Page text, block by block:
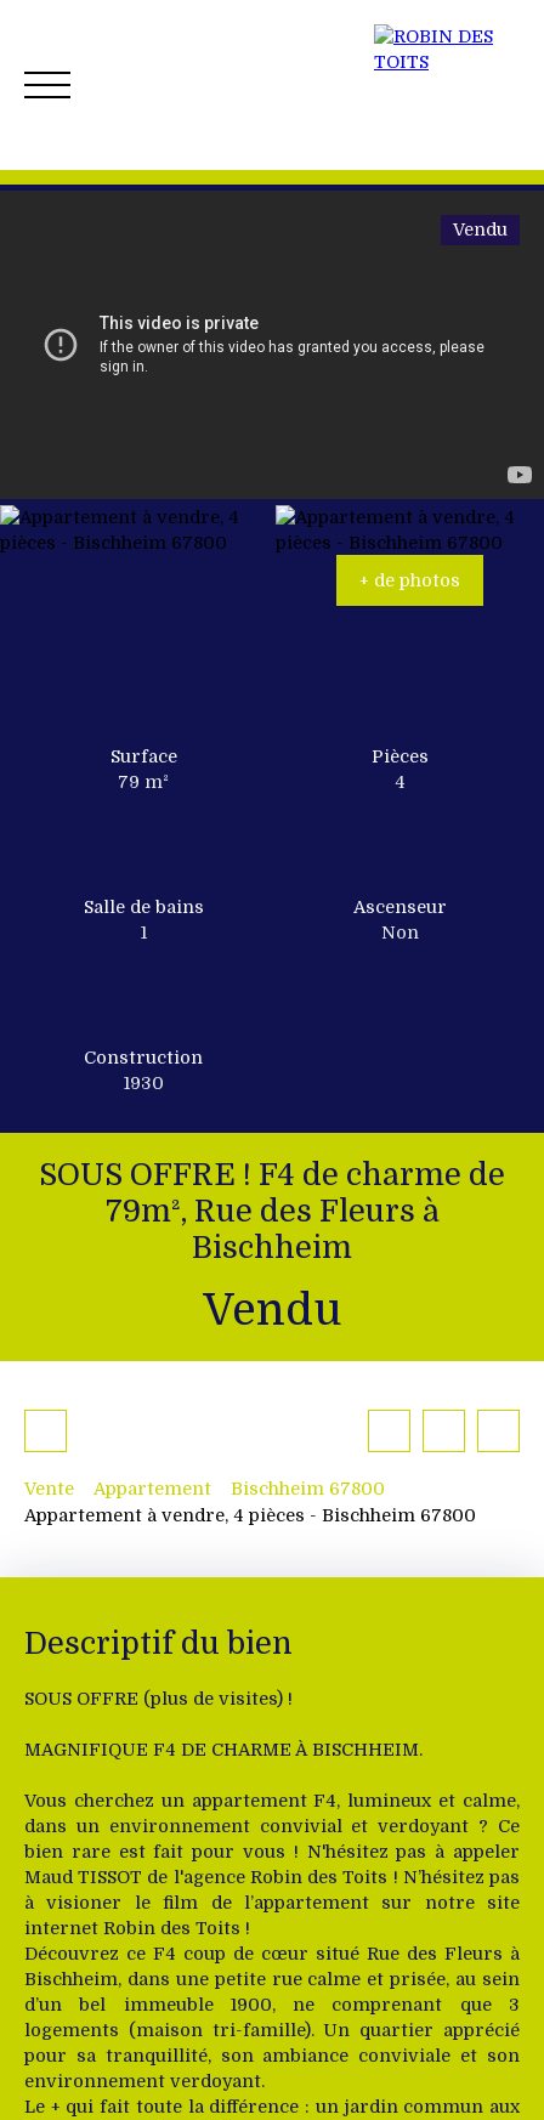
ACCUEIL
Vendu
+ de photos
Surface
79 m²
Pièces
4
Salle de bains
1
Ascenseur
Non
Construction
1930
SOUS OFFRE ! F4 de charme de
79m², Rue des Fleurs à
Bischheim
Vendu
Vente Appartement
Bischheim 67800
Appartement à vendre, 4 pièces - Bischheim 67800
Descriptif du bien
SOUS OFFRE (plus de visites) !
MAGNIFIQUE F4 DE CHARME À BISCHHEIM.
Vous cherchez un appartement F4, lumineux et calme,
dans un environnement convivial et verdoyant ? Ce
bien rare est fait pour vous ! N'hésitez pas à appeler
Maud TISSOT de l'agence Robin des Toits ! N’hésitez pas
à visioner le film de l’appartement sur notre site
internet Robin des Toits !
Découvrez ce F4 coup de cœur situé Rue des Fleurs à
Bischheim, dans une petite rue calme et prisée, au sein
d’un bel immeuble 1900, ne comprenant que 3
logements (maison tri-famille). Un quartier apprécié
pour sa tranquillité, son ambiance conviviale et son
environnement verdoyant.
Le + qui fait toute la différence : un jardin commun aux